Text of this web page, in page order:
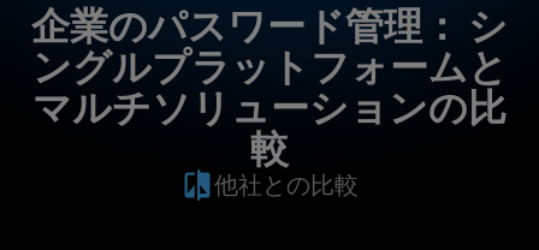
企業のパスワード管理： シ
ングルプラットフォームと
マルチソリューションの比
較
他社との比較